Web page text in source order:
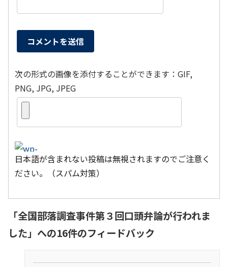
次の形式の画像を添付することができます：GIF,
PNG, JPG, JPEG
日本語が含まれない投稿は無視されますのでご注意く
ださい。（スパム対策）
「全国部落調査事件第３回口頭弁論が行われま
した」への16件のフィードバック